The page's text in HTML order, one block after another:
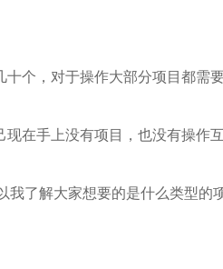
个，对于操作大部分项目都需
在手上没有项目，也没有操作
了解大家想要的是什么类型的项